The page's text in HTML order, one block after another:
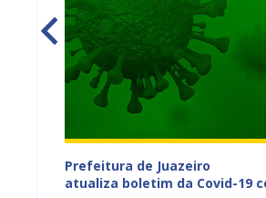
Prefeitura de Juazeiro
atualiza boletim da Covid-19